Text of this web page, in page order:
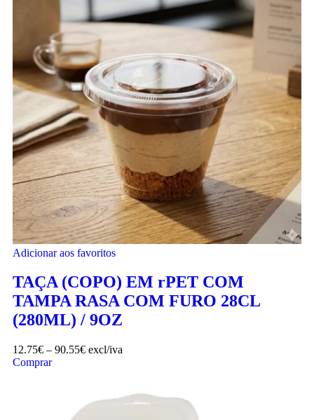
Adicionar aos favoritos
TAÇA (COPO) EM rPET COM
TAMPA RASA COM FURO 28CL
(280ML) / 9OZ
12.75€ – 90.55€ excl/iva
Comprar